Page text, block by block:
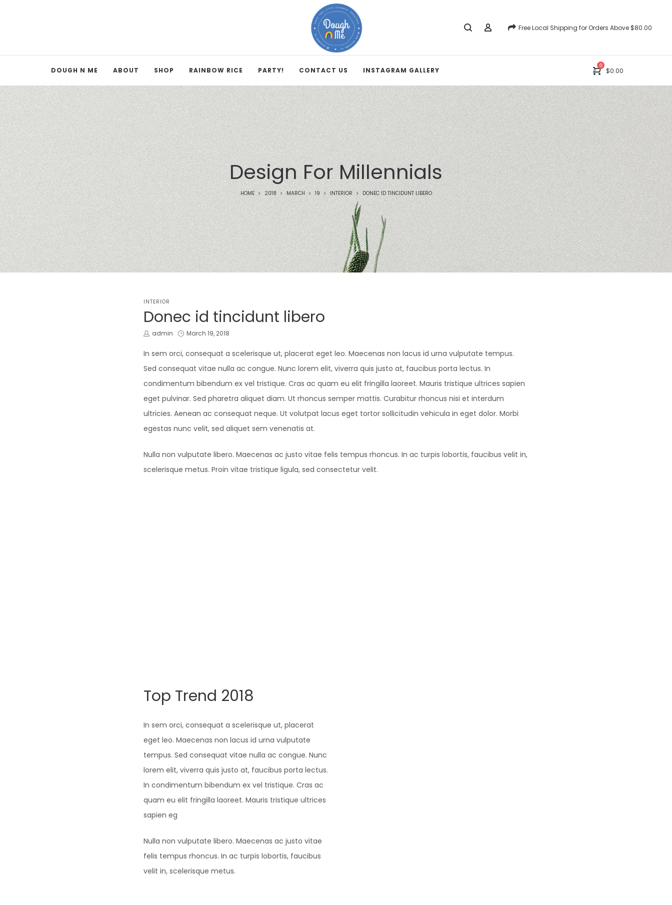
Free Local Shipping for Orders Above $80.00
DOUGH N ME ABOUT SHOP RAINBOW RICE PARTY! CONTACT US INSTAGRAM GALLERY
0
$0.00
Design For Millennials
HOME 2018 MARCH 19 INTERIOR DONEC ID TINCIDUNT LIBERO
POSTED
IN
INTERIOR
Donec id tincidunt libero
by
admin
Posted
March 19, 2018
In sem orci, consequat a scelerisque ut, placerat eget leo. Maecenas non lacus id urna vulputate tempus.
Sed consequat vitae nulla ac congue. Nunc lorem elit, viverra quis justo at, faucibus porta lectus. In
condimentum bibendum ex vel tristique. Cras ac quam eu elit fringilla laoreet. Mauris tristique ultrices sapien
eget pulvinar. Sed pharetra aliquet diam. Ut rhoncus semper mattis. Curabitur rhoncus nisi et interdum
ultricies. Aenean ac consequat neque. Ut volutpat lacus eget tortor sollicitudin vehicula in eget dolor. Morbi
egestas nunc velit, sed aliquet sem venenatis at.
Nulla non vulputate libero. Maecenas ac justo vitae felis tempus rhoncus. In ac turpis lobortis, faucibus velit in,
scelerisque metus. Proin vitae tristique ligula, sed consectetur velit.
Top Trend 2018
In sem orci, consequat a scelerisque ut, placerat
eget leo. Maecenas non lacus id urna vulputate
tempus. Sed consequat vitae nulla ac congue. Nunc
lorem elit, viverra quis justo at, faucibus porta lectus.
In condimentum bibendum ex vel tristique. Cras ac
quam eu elit fringilla laoreet. Mauris tristique ultrices
sapien eg
Nulla non vulputate libero. Maecenas ac justo vitae
felis tempus rhoncus. In ac turpis lobortis, faucibus
velit in, scelerisque metus.